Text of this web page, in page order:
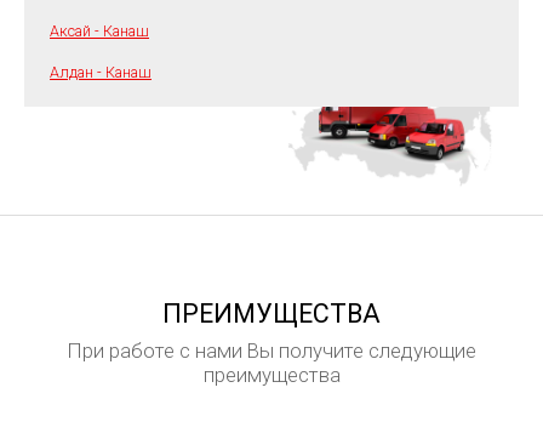
Аксай - Канаш
Алдан - Канаш
ПРЕИМУЩЕСТВА
При работе с нами Вы получите следующие
преимущества